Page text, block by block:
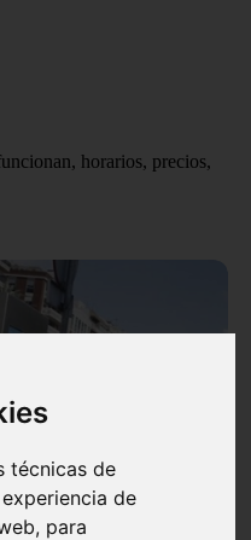
técnicas de
de
para
horarios, precios,
y Tarifas 2024 》